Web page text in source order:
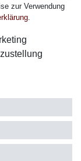
zur Verwendung